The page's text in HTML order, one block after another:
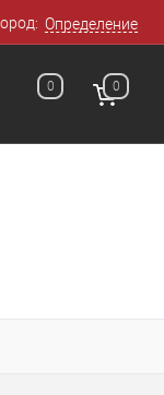
Определение
0 0